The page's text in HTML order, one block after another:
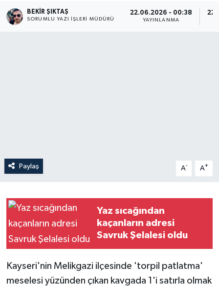
BEKIR ŞIKTAŞ
SORUMLU YAZI İŞLERI MÜDÜRÜ
22.06.2026 - 00:38
YAYINLANMA
Paylaş A- A+
Yaz sıcağından
kaçanların adresi
Savruk Şelalesi oldu
Kayseri'nin Melikgazi ilçesinde 'torpil patlatma'
meselesi yüzünden çıkan kavgada 1'i satırla olmak